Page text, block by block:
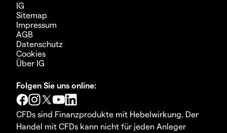
IG
Sitemap
Impressum
AGB
Datenschutz
Cookies
Über IG
Folgen Sie uns online:
CFDs sind Finanzprodukte mit Hebelwirkung. Der
Handel mit CFDs kann nicht für jeden Anleger